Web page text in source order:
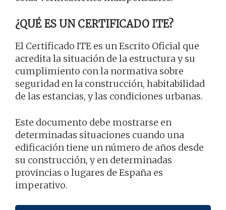
¿QUÉ ES UN CERTIFICADO ITE?
El Certificado ITE es un Escrito Oficial que
acredita la situación de la estructura y su
cumplimiento con la normativa sobre
seguridad en la construcción, habitabilidad
de las estancias, y las condiciones urbanas.
Este documento debe mostrarse en
determinadas situaciones cuando una
edificación tiene un número de años desde
su construcción, y en determinadas
provincias o lugares de España es
imperativo.